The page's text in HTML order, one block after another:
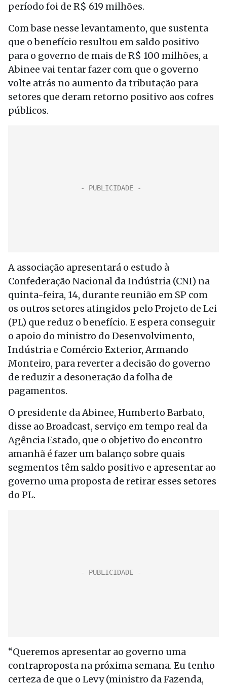
período foi de R$ 619 milhões.
Com base nesse levantamento, que sustenta
que o benefício resultou em saldo positivo
para o governo de mais de R$ 100 milhões, a
Abinee vai tentar fazer com que o governo
volte atrás no aumento da tributação para
setores que deram retorno positivo aos cofres
públicos.
A associação apresentará o estudo à
Confederação Nacional da Indústria (CNI) na
quinta-feira, 14, durante reunião em SP com
os outros setores atingidos pelo Projeto de Lei
(PL) que reduz o benefício. E espera conseguir
o apoio do ministro do Desenvolvimento,
Indústria e Comércio Exterior, Armando
Monteiro, para reverter a decisão do governo
de reduzir a desoneração da folha de
pagamentos.
O presidente da Abinee, Humberto Barbato,
disse ao Broadcast, serviço em tempo real da
Agência Estado, que o objetivo do encontro
amanhã é fazer um balanço sobre quais
segmentos têm saldo positivo e apresentar ao
governo uma proposta de retirar esses setores
do PL.
“Queremos apresentar ao governo uma
contraproposta na próxima semana. Eu tenho
certeza de que o Levy (ministro da Fazenda,